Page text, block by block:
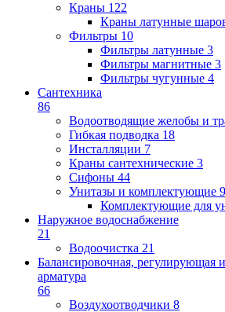
Краны 122
Краны латунные
Фильтры 10
Фильтры латунные 3
Фильтры магнитные 3
Фильтры чугунные 4
Сантехника
86
Водоотводящие желобы и
Гибкая подводка 18
Инсталляции 7
Краны сантехнические 3
Сифоны 44
Унитазы и комплектующие 9
Комплектующие для
Наружное водоснабжение
21
Водоочистка 21
Балансировочная, регулирующая
арматура
66
Воздухоотводчики 8